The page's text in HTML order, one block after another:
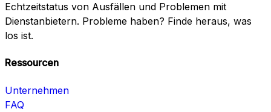
Echtzeitstatus von Ausfällen und Problemen mit
Dienstanbietern. Probleme haben? Finde heraus, was
los ist.
Ressourcen
Unternehmen
FAQ